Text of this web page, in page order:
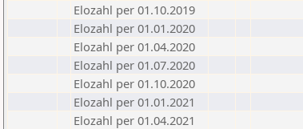
Elozahl per 01.10.2019
Elozahl per 01.01.2020
Elozahl per 01.04.2020
Elozahl per 01.07.2020
Elozahl per 01.10.2020
Elozahl per 01.01.2021
Elozahl per 01.04.2021